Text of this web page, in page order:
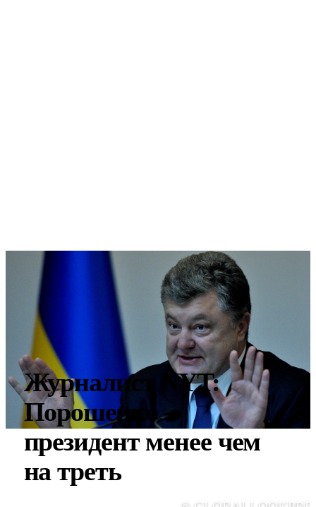
Журналист NYT:
Порошенко -
президент менее чем
на треть